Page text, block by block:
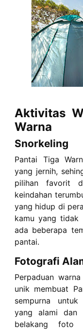
Aktivitas
Warna
Snorkeling
Pantai Tiga
yang jernih,
pilihan favorit
keindahan
yang hidup di
kamu yang tidak
ada beberapa
pantai.
Fotografi
Perpaduan
unik membuat
sempurna
yang alami dan
belakang foto